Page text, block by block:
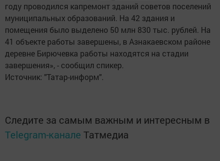
году проводился капремонт зданий советов поселений
муниципальных образований. На 42 здания и
помещения было выделено 50 млн 830 тыс. рублей. На
41 объекте работы завершены, в Азнакаевском районе
деревне Бирючевка работы находятся на стадии
завершения», - сообщил спикер.
Источник: "Татар-информ".
Следите за самым важным и интересным в
Telegram-канале Татмедиа